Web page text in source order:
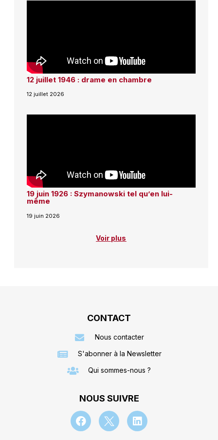
12 juillet 1946 : drame en chambre
12 juillet 2026
19 juin 1926 : Szymanowski tel qu’en lui-
même
19 juin 2026
Voir plus
CONTACT
Nous contacter
S'abonner à la Newsletter
Qui sommes-nous ?
NOUS SUIVRE